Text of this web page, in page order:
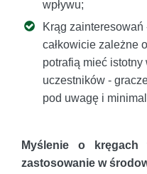
wpływu;
Krąg
całkowicie zależne
potrafią mieć istotny
uczestników -
pod uwagę i
Myślenie o kręgach
zastosowanie w